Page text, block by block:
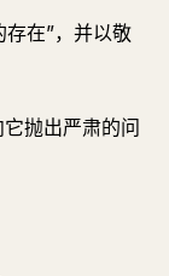
在”，并以敬
抛出严肃的问